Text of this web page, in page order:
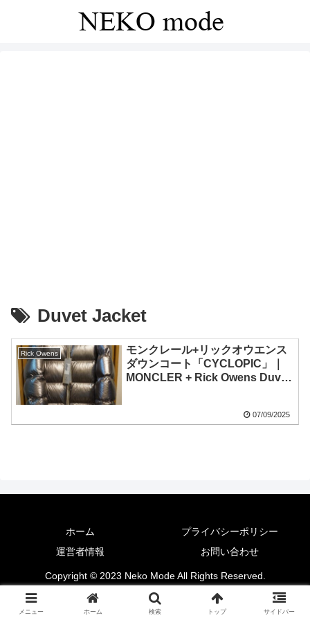
Duvet Jacket
Rick Owens
モンクレール+リックオウエンス
ダウンコート「CYCLOPIC」｜
MONCLER + Rick Owens Duvet
07/09/2025
ホーム
プライバシーポリシー
運営者情報
お問い合わせ
Copyright © 2023 Neko Mode All Rights Reserved.
メニュー ホーム 検索 トップ サイドバー